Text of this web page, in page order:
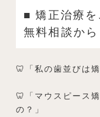
■ 矯正治療を
無料相談から
🦷「私の歯並びは
🦷「マウスピース
の？」